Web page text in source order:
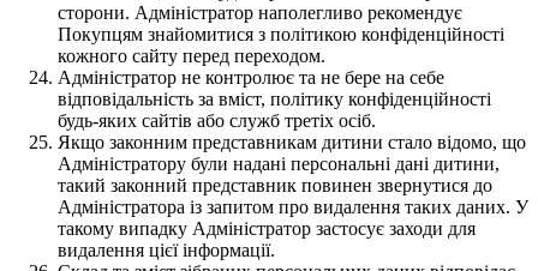
сторони. Адміністратор наполегливо рекомендує
Покупцям знайомитися з політикою конфіденційності
кожного сайту перед переходом.
Адміністратор не контролює та не бере на себе
відповідальність за вміст, політику конфіденційності
будь-яких сайтів або служб третіх осіб.
Якщо законним представникам дитини стало відомо, що
Адміністратору були надані персональні дані дитини,
такий законний представник повинен звернутися до
Адміністратора із запитом про видалення таких даних. У
такому випадку Адміністратор застосує заходи для
видалення цієї інформації.